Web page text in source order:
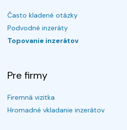
Často kladené otázky
Podvodné inzeráty
Topovanie inzerátov
Pre firmy
Firemná vizitka
Hromadné vkladanie inzerátov